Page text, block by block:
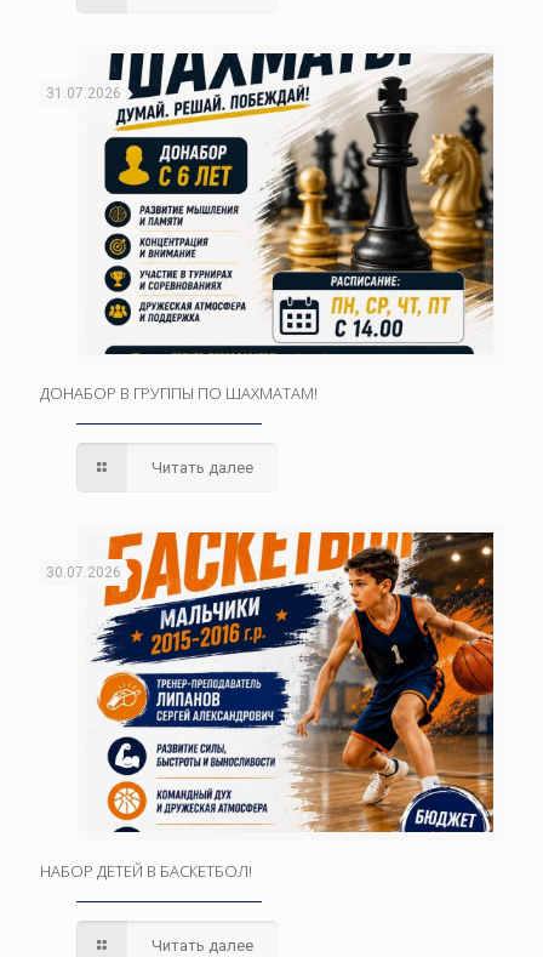
31.07.2026
ДОНАБОР В ГРУППЫ ПО ШАХМАТАМ!
Читать далее
30.07.2026
НАБОР ДЕТЕЙ В БАСКЕТБОЛ!
Читать далее